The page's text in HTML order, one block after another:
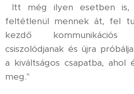
Itt még ilyen esetben is,
feltétlenül mennek át, fel
kezdő
csiszolódjanak és újra
a kiváltságos csapatba,
meg."